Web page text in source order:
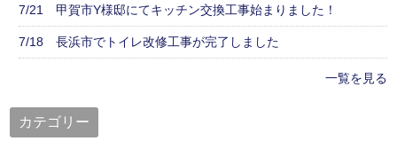
7/21 甲賀市Y様邸にてキッチン交換工事始まりました！
7/18 長浜市でトイレ改修工事が完了しました
一覧を見る
カテゴリー